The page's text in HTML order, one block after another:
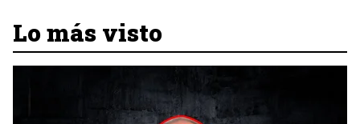
Lo más visto